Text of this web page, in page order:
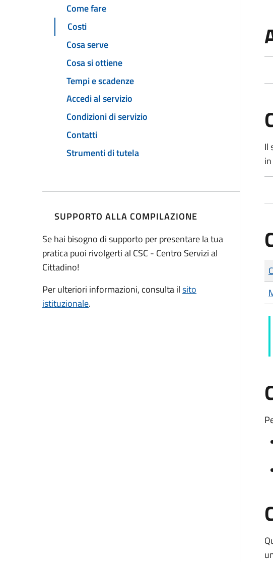
Come fare
Costi
Cosa serve
Cosa si ottiene
Tempi e scadenze
Accedi al servizio
Condizioni di servizio
Contatti
Strumenti di tutela
SUPPORTO ALLA COMPILAZIONE
Se hai bisogno di supporto per presentare la tua
pratica puoi rivolgerti al CSC - Centro Servizi al
Cittadino!
Per ulteriori informazioni, consulta ilsito
istituzionale.
Il